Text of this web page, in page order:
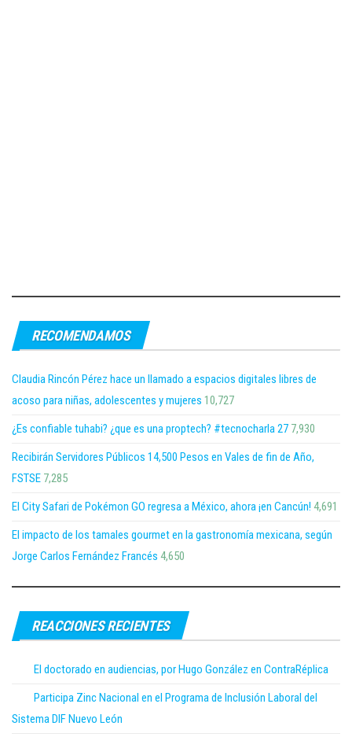
RECOMENDAMOS
Claudia Rincón Pérez hace un llamado a espacios digitales libres de
acoso para niñas, adolescentes y mujeres 10,727
¿Es confiable tuhabi? ¿que es una proptech? #tecnocharla 27 7,930
Recibirán Servidores Públicos 14,500 Pesos en Vales de fin de Año,
FSTSE 7,285
El City Safari de Pokémon GO regresa a México, ahora ¡en Cancún! 4,691
El impacto de los tamales gourmet en la gastronomía mexicana, según
Jorge Carlos Fernández Francés 4,650
REACCIONES RECIENTES
El doctorado en audiencias, por Hugo González en ContraRéplica
Participa Zinc Nacional en el Programa de Inclusión Laboral del
Sistema DIF Nuevo León